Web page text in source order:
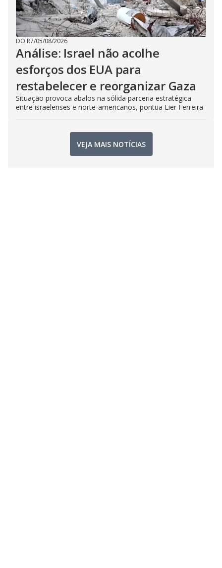
DO R7/05/08/2026
Análise: Israel não acolhe
esforços dos EUA para
restabelecer e reorganizar Gaza
Situação provoca abalos na sólida parceria estratégica
entre israelenses e norte-americanos, pontua Lier Ferreira
VEJA MAIS NOTÍCIAS